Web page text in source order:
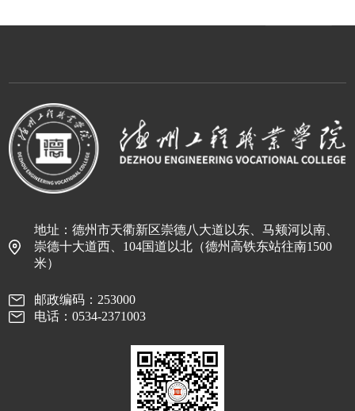
地址：德州市天衢新区崇德八大道以东、马颊河以南、
崇德十大道西、104国道以北（德州高铁东站往南1500
米）
邮政编码：253000
电话：0534-2371003